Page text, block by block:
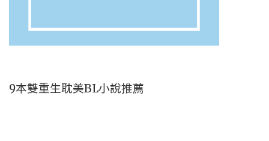
9本雙重生耽美BL小說推薦